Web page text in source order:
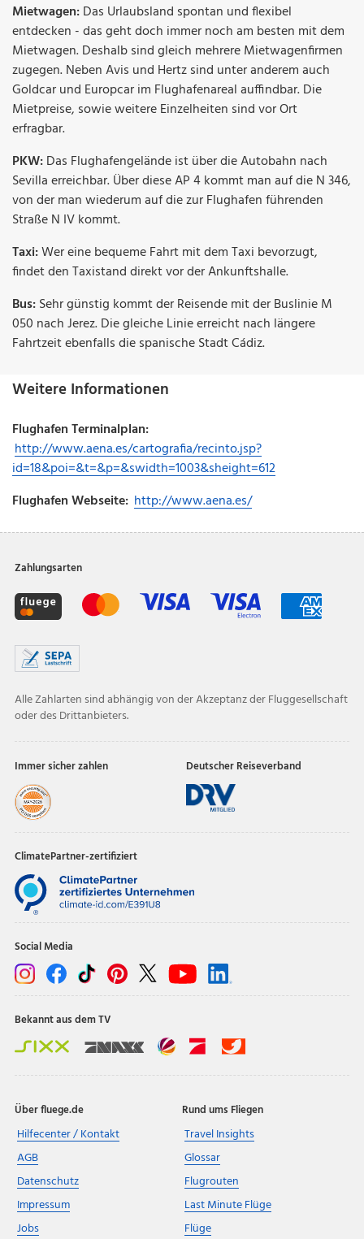
Mietwagen:Das Urlaubsland spontan und flexibel
entdecken - das geht doch immer noch am besten mit dem
Mietwagen. Deshalb sind gleich mehrere Mietwagenfirmen
zugegen. Neben Avis und Hertz sind unter anderem auch
Goldcar und Europcar im Flughafenareal auffindbar. Die
Mietpreise, sowie weitere Einzelheiten sind vor Ort
erfragbar.
PKW:Das Flughafengelände ist über die Autobahn nach
Sevilla erreichbar. Über diese AP 4 kommt man auf die N 346,
von der man wiederum auf die zur Flughafen führenden
Straße N IV kommt.
Taxi:Wer eine bequeme Fahrt mit dem Taxi bevorzugt,
findet den Taxistand direkt vor der Ankunftshalle.
Bus:Sehr günstig kommt der Reisende mit der Buslinie M
050 nach Jerez. Die gleiche Linie erreicht nach längere
Fahrtzeit ebenfalls die spanische Stadt Cádiz.
Weitere Informationen
Flughafen Terminalplan:
http://www.aena.es/cartografia/recinto.jsp?
id=18&poi=&t=&p=&swidth=1003&sheight=612
Flughafen Webseite: http://www.aena.es/